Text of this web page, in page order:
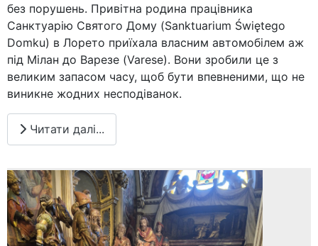
без порушень. Привітна родина працівника
Санктуарію Святого Дому (Sanktuarium Świętego
Domku) в Лорето приїхала власним автомобілем аж
під Мілан до Варезе (Varese). Вони зробили це з
великим запасом часу, щоб бути впевненими, що не
виникне жодних несподіванок.
Читати далі...